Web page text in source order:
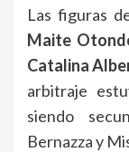
Las figuras
Maite
Catalina
arbitraje
siendo
Bernazza y